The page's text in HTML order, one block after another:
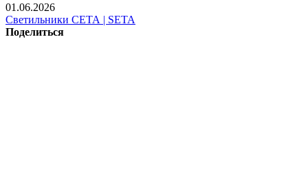
01.06.2026
Светильники СЕТА | SETA
Поделиться